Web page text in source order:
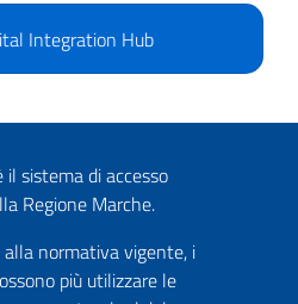
Integration Hub
il sistema di accesso
Regione Marche.
normativa vigente, i
più utilizzare le